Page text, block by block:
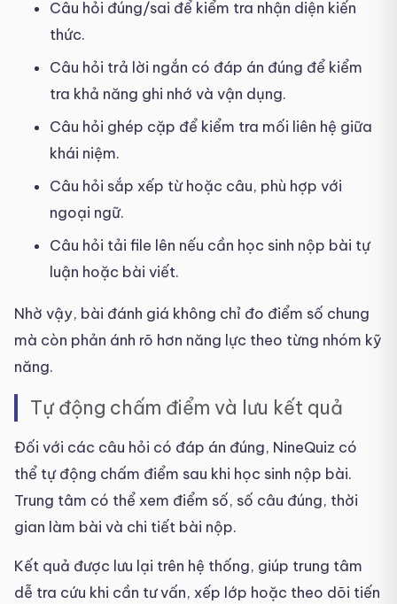
Câu hỏi đúng/sai để kiểm tra nhận diện kiến
thức.
Câu hỏi trả lời ngắn có đáp án đúng để kiểm
tra khả năng ghi nhớ và vận dụng.
Câu hỏi ghép cặp để kiểm tra mối liên hệ giữa
khái niệm.
Câu hỏi sắp xếp từ hoặc câu, phù hợp với
ngoại ngữ.
Câu hỏi tải file lên nếu cần học sinh nộp bài tự
luận hoặc bài viết.
Nhờ vậy, bài đánh giá không chỉ đo điểm số chung
mà còn phản ánh rõ hơn năng lực theo từng nhóm kỹ
năng.
Tự động chấm điểm và lưu kết quả
Đối với các câu hỏi có đáp án đúng, NineQuiz có
thể tự động chấm điểm sau khi học sinh nộp bài.
Trung tâm có thể xem điểm số, số câu đúng, thời
gian làm bài và chi tiết bài nộp.
Kết quả được lưu lại trên hệ thống, giúp trung tâm
dễ tra cứu khi cần tư vấn, xếp lớp hoặc theo dõi tiến